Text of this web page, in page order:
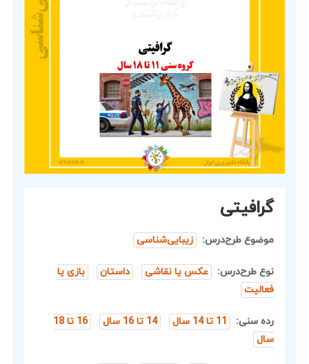
گرافیتی
موضوع طرح‌درس: زیبایی‌شناسی
نوع طرح‌درس: عکس یا نقاشی داستان
بازی یا
فعالیت
رده سنی: 11 تا 14 سال 14 تا 16 سال
16 تا 18
سال